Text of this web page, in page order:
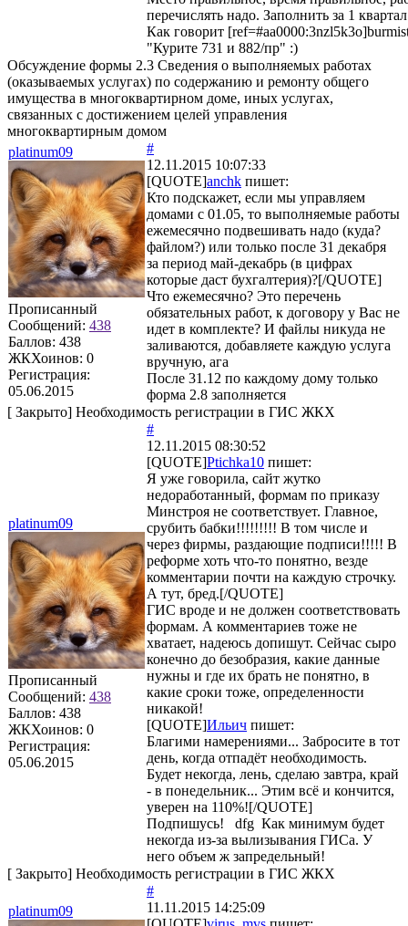
перечислять надо. Заполнить за 1
Как говорит
"Курите 731 и 882/пр" :)
Обсуждение формы 2.3 Сведения о выполняемых работах
(оказываемых услугах) по содержанию и ремонту общего
имущества в многоквартирном доме, иных услугах,
связанных с достижением целей управления
многоквартирным домом
platinum09
Прописанный
Сообщений: 438
Баллов: 438
ЖКХоинов: 0
Регистрация:
05.06.2015
#
12.11.2015 10:07:33
[QUOTE]anchk пишет:
Кто подскажет, если мы управляем
домами с 01.05, то выполняемые работы
ежемесячно подвешивать надо (куда?
файлом?) или только после 31 декабря
за период май-декабрь (в цифрах
которые даст бухгалтерия)?[/QUOTE]
Что ежемесячно? Это перечень
обязательных работ, к договору у Вас не
идет в комплекте? И файлы никуда не
заливаются, добавляете каждую услуга
вручную, ага
После 31.12 по каждому дому только
форма 2.8 заполняется
[ Закрыто] Необходимость регистрации в ГИС ЖКХ
platinum09
Прописанный
Сообщений: 438
Баллов: 438
ЖКХоинов: 0
Регистрация:
05.06.2015
#
12.11.2015 08:30:52
[QUOTE]Ptichka10 пишет:
Я уже говорила, сайт жутко
недоработанный, формам по приказу
Минстроя не соответствует. Главное,
срубить бабки!!!!!!!!! В том числе и
через фирмы, раздающие подписи!!!!! В
реформе хоть что-то понятно, везде
комментарии почти на каждую строчку.
А тут, бред.[/QUOTE]
ГИС вроде и не должен соответствовать
формам. А комментариев тоже не
хватает, надеюсь допишут. Сейчас сыро
конечно до безобразия, какие данные
нужны и где их брать не понятно, в
какие сроки тоже, определенности
никакой!
[QUOTE]Ильич пишет:
Благими намерениями... Забросите в тот
день, когда отпадёт необходимость.
Будет некогда, лень, сделаю завтра, край
- в понедельник... Этим всё и кончится,
уверен на 110%![/QUOTE]
Подпишусь! dfg Как минимум будет
некогда из-за вылизывания ГИСа. У
него объем ж запредельный!
[ Закрыто] Необходимость регистрации в ГИС ЖКХ
platinum09
#
11.11.2015 14:25:09